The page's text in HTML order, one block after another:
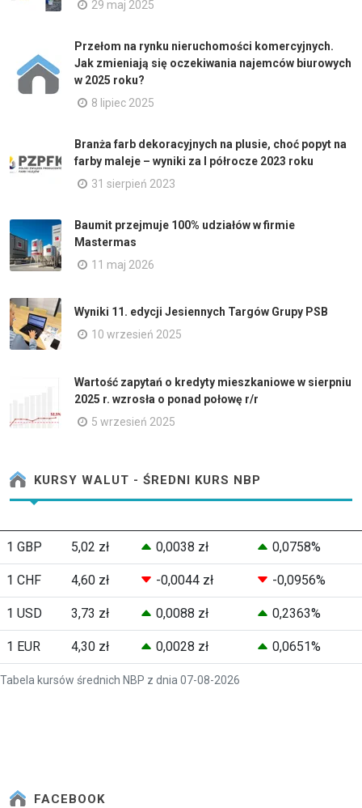
29 maj 2025
Przełom na rynku nieruchomości komercyjnych.
Jak zmieniają się oczekiwania najemców biurowych
w 2025 roku?
8 lipiec 2025
Branża farb dekoracyjnych na plusie, choć popyt na
farby maleje – wyniki za I półrocze 2023 roku
31 sierpień 2023
Baumit przejmuje 100% udziałów w firmie
Mastermas
11 maj 2026
Wyniki 11. edycji Jesiennych Targów Grupy PSB
10 wrzesień 2025
Wartość zapytań o kredyty mieszkaniowe w sierpniu
2025 r. wzrosła o ponad połowę r/r
5 wrzesień 2025
KURSY WALUT - ŚREDNI KURS NBP
Tabela kursów średnich NBP z dnia 07-08-2026
1 GBP 5,02 zł 0,0038 zł 0,0758%
1 CHF 4,60 zł -0,0044 zł -0,0956%
1 USD 3,73 zł 0,0088 zł 0,2363%
1 EUR 4,30 zł 0,0028 zł 0,0651%
FACEBOOK